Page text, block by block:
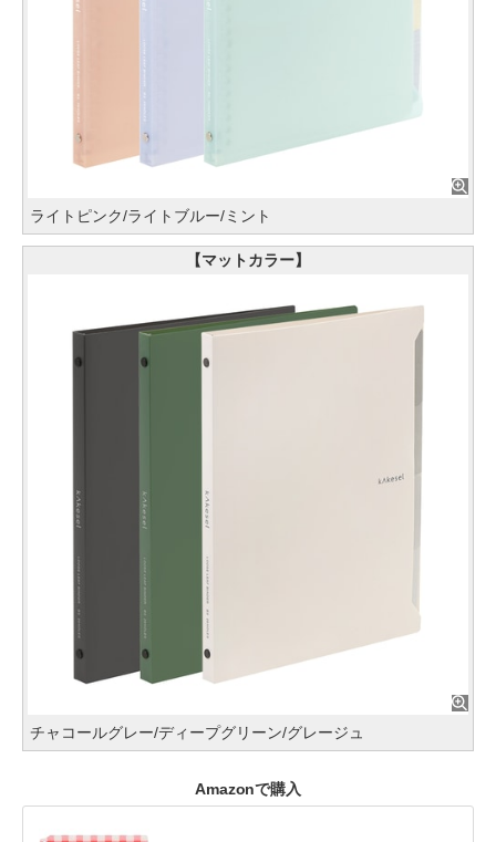
ライトピンク/ライトブルー/ミント
【マットカラー】
チャコールグレー/ディープグリーン/グレージュ
Amazonで購入